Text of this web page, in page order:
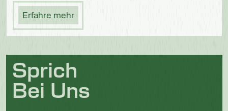
Erfahre mehr
Sprich
Bei Uns